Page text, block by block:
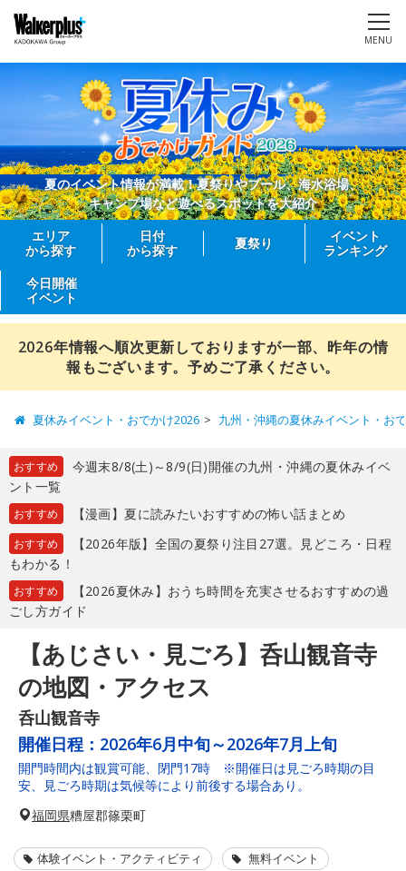
MENU
夏のイベント情報が満載！夏祭りやプール、海水浴場、
キャンプ場など遊べるスポットを大紹介
エリア
から探す
日付
から探す
夏祭り
イベント
ランキング
今日開催
イベント
2026年情報へ順次更新しておりますが一部、昨年の情
報もございます。予めご了承ください。
夏休みイベント・おでかけ2026 九州・沖縄の夏休みイベント・お
おすすめ
今週末8/8(土)～8/9(日)開催の九州・沖縄の夏休みイベ
ント一覧
おすすめ 【漫画】夏に読みたいおすすめの怖い話まとめ
おすすめ
【2026年版】全国の夏祭り注目27選。見どころ・日程
もわかる！
おすすめ
【2026夏休み】おうち時間を充実させるおすすめの過
ごし方ガイド
【あじさい・見ごろ】呑山観音寺
の地図・アクセス
呑山観音寺
開催日程： 2026年6月中旬～2026年7月上旬
開門時間内は観賞可能、閉門17時 ※開催日は見ごろ時期の目
安、見ごろ時期は気候等により前後する場合あり。
福岡県糟屋郡篠栗町
体験イベント・アクティビティ 無料イベント